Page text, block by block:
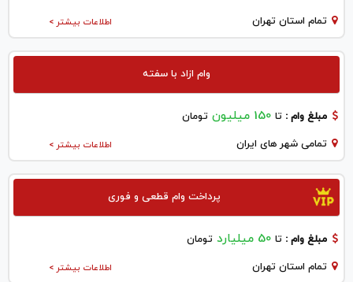
اطلاعات بیشتر > تمام استان تهران
وام ازاد با سفته
مبلغ وام : تا 150 میلیون تومان
اطلاعات بیشتر > تمامی شهر های ایران
پرداخت وام قطعی و فوری
مبلغ وام : تا 50 میلیارد تومان
اطلاعات بیشتر > تمام استان تهران